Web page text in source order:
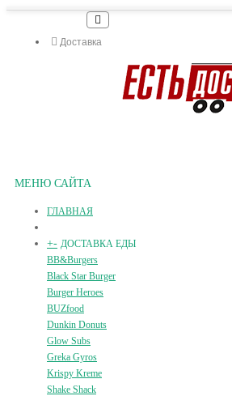
Доставка
МЕНЮ САЙТА
ГЛАВНАЯ
+- ДОСТАВКА ЕДЫ
BB&Burgers
Black Star Burger
Burger Heroes
BUZfood
Dunkin Donuts
Glow Subs
Greka Gyros
Krispy Kreme
Shake Shack